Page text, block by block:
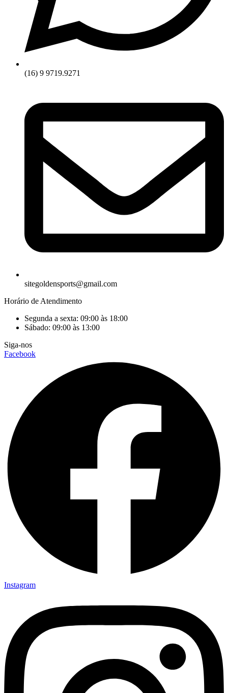
(16) 9 9719.9271
sitegoldensports@gmail.com
Horário de Atendimento
Segunda a sexta: 09:00 às 18:00
Sábado: 09:00 às 13:00
Siga-nos
Facebook
Instagram